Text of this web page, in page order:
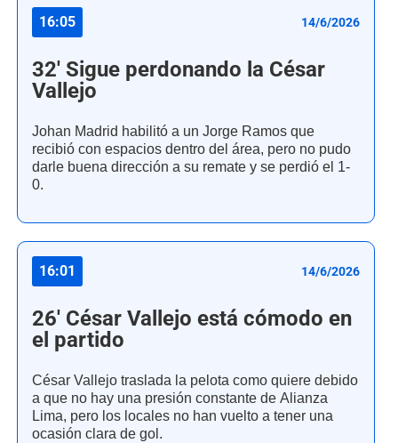
16:05 14/6/2026
32' Sigue perdonando la César
Vallejo
Johan Madrid habilitó a un Jorge Ramos que
recibió con espacios dentro del área, pero no pudo
darle buena dirección a su remate y se perdió el 1-
0.
16:01 14/6/2026
26' César Vallejo está cómodo en
el partido
César Vallejo traslada la pelota como quiere debido
a que no hay una presión constante de Alianza
Lima, pero los locales no han vuelto a tener una
ocasión clara de gol.